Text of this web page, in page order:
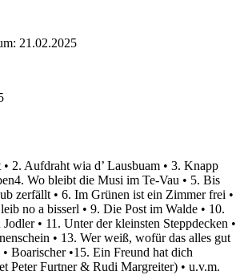
21.02.2025
2. Aufdraht wia d’ Lausbuam • 3. Knapp
Wo bleibt die Musi im Te-Vau • 5. Bis
zerfällt • 6. Im Grünen ist ein Zimmer frei •
no a bisserl • 9. Die Post im Walde • 10.
• 11. Unter der kleinsten Steppdecken •
• 13. Wer weiß, wofür das alles gut
Boarischer •15. Ein Freund hat dich
Peter Furtner & Rudi Margreiter) • u.v.m.